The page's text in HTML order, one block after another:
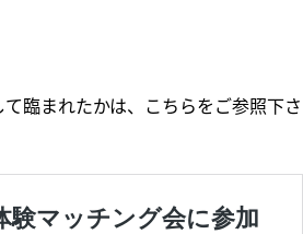
臨まれたかは、こちらをご参照下さ